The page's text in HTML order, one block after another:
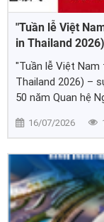
"Tuần lễ Việt
in Thailand 2026)
"Tuần lễ Việt Nam
Thailand 2026) –
50 năm Quan hệ
Giang, Lào Cai
16/07/2026